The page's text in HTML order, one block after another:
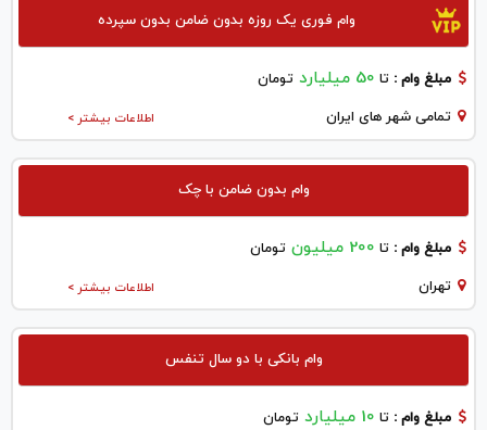
وام فوری یک روزه بدون ضامن بدون سپرده
مبلغ وام : تا 50 میلیارد تومان
اطلاعات بیشتر > تمامی شهر های ایران
وام بدون ضامن با چک
مبلغ وام : تا 200 میلیون تومان
اطلاعات بیشتر > تهران
وام بانکی با دو سال تنفس
مبلغ وام : تا 10 میلیارد تومان